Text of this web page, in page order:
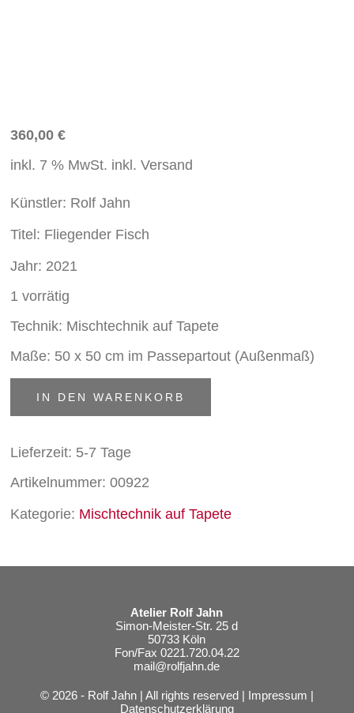
360,00€
inkl. 7 % MwSt. inkl. Versand
Künstler: Rolf Jahn
Titel: Fliegender Fisch
Jahr: 2021
1 vorrätig
Technik: Mischtechnik auf Tapete
Maße: 50 x 50 cm im Passepartout (Außenmaß)
Fisch
Menge
IN DEN WARENKORB
Lieferzeit: 5-7 Tage
Artikelnummer:00922
Kategorie: Mischtechnik auf Tapete
Atelier Rolf Jahn
Simon-Meister-Str. 25 d
50733 Köln
Fon/Fax 0221.720.04.22
mail@rolfjahn.de
© 2026 - Rolf Jahn | All rights reserved | Impressum |
Datenschutzerklärung